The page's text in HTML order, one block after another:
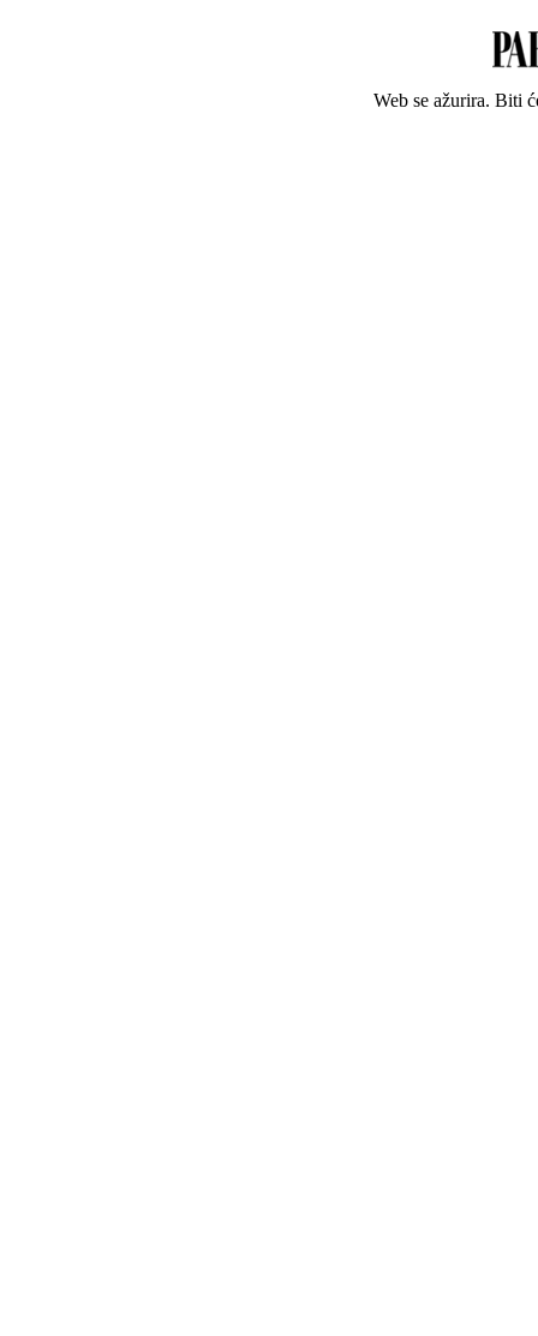
Web se ažurira. Biti